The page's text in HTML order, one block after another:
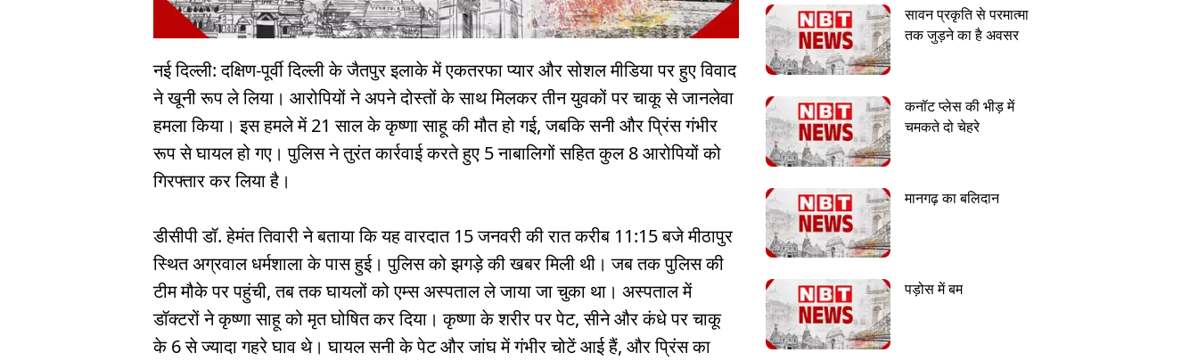
नई दिल्ली: दक्षिण-पूर्वी दिल्ली के जैतपुर इलाके में एकतरफा प्यार और सोशल मीडिया पर हुए विवाद
ने खूनी रूप ले लिया। आरोपियों ने अपने दोस्तों के साथ मिलकर तीन युवकों पर चाकू से जानलेवा
हमला किया। इस हमले में 21 साल के कृष्णा साहू की मौत हो गई, जबकि सनी और प्रिंस गंभीर
रूप से घायल हो गए। पुलिस ने तुरंत कार्रवाई करते हुए 5 नाबालिगों सहित कुल 8 आरोपियों को
गिरफ्तार कर लिया है।
डीसीपी डॉ. हेमंत तिवारी ने बताया कि यह वारदात 15 जनवरी की रात करीब 11:15 बजे मीठापुर
स्थित अग्रवाल धर्मशाला के पास हुई। पुलिस को झगड़े की खबर मिली थी। जब तक पुलिस की
टीम मौके पर पहुंची, तब तक घायलों को एम्स अस्पताल ले जाया जा चुका था। अस्पताल में
डॉक्टरों ने कृष्णा साहू को मृत घोषित कर दिया। कृष्णा के शरीर पर पेट, सीने और कंधे पर चाकू
के 6 से ज्यादा गहरे घाव थे। घायल सनी के पेट और जांघ में गंभीर चोटें आई हैं, और प्रिंस का
सावन प्रकृति से परमात्मा
तक जुड़ने का है अवसर
कनॉट प्लेस की भीड़ में
चमकते दो चेहरे
मानगढ़ का बलिदान
पड़ोस में बम